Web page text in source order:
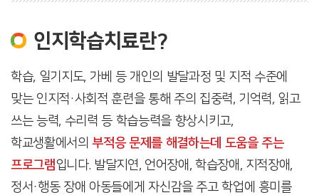
인지학습치료란?
학습, 일기지도, 가베 등 개인의 발달과정 및 지적 수준에
맞는 인지적·사회적 훈련을 통해 주의 집중력, 기억력, 읽고
쓰는 능력, 수리력 등 학습능력을 향상시키고,
학교생활에서의부적응 문제를 해결하는데 도움을 주는
프로그램입니다. 발달지연, 언어장애, 학습장애, 지적장애,
정서·행동 장애 아동들에게 자신감을 주고 학업에 흥미를